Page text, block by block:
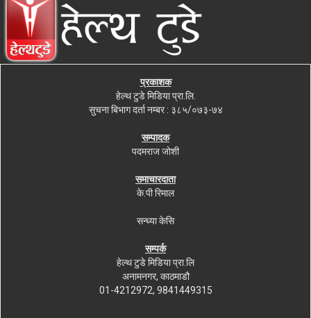
प्रकाशक
हेल्थ टुडे मिडिया प्रा.लि.
सुचना बिभाग दर्ता नम्बर : ३८५/०७३-७४
सम्पादक
पदमराज जोशी
समाचारदाता
के.पी रिमाल
सन्ध्या केसि
सम्पर्क
हेल्थ टुडे मिडिया प्रा.लि
अनामनगर, काठमाडौ
01-4212972, 9841449315